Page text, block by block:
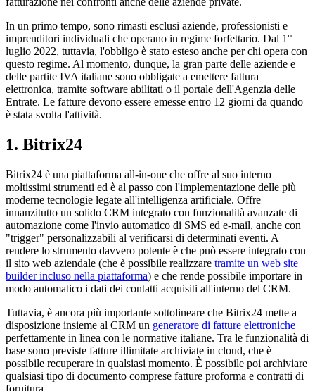
In un primo tempo, sono rimasti esclusi aziende, professionisti e
imprenditori individuali che operano in regime forfettario. Dal 1°
luglio 2022, tuttavia, l'obbligo è stato esteso anche per chi opera con
questo regime. Al momento, dunque, la gran parte delle aziende e
delle partite IVA italiane sono obbligate a emettere fattura
elettronica, tramite software abilitati o il portale dell'Agenzia delle
Entrate. Le fatture devono essere emesse entro 12 giorni da quando
è stata svolta l'attività.
1. Bitrix24
Bitrix24 è una piattaforma all-in-one che offre al suo interno
moltissimi strumenti ed è al passo con l'implementazione delle più
moderne tecnologie legate all'intelligenza artificiale. Offre
innanzitutto un solido CRM integrato con funzionalità avanzate di
automazione come l'invio automatico di SMS ed e-mail, anche con
"trigger" personalizzabili al verificarsi di determinati eventi. A
rendere lo strumento davvero potente è che può essere integrato con
il sito web aziendale (che è possibile realizzare tramite un web site
builder incluso nella piattaforma) e che rende possibile importare in
modo automatico i dati dei contatti acquisiti all'interno del CRM.
Tuttavia, è ancora più importante sottolineare che Bitrix24 mette a
disposizione insieme al CRM un generatore di fatture elettroniche
perfettamente in linea con le normative italiane. Tra le funzionalità di
base sono previste fatture illimitate archiviate in cloud, che è
possibile recuperare in qualsiasi momento. È possibile poi archiviare
qualsiasi tipo di documento comprese fatture proforma e contratti di
fornitura.